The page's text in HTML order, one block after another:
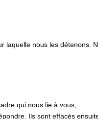
laquelle nous les détenons.
qui nous lie à vous;
Ils sont effacés